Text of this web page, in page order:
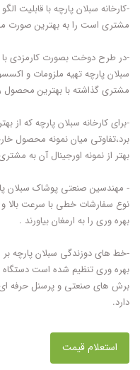
-کارخانه سبلان پارچه با قابلیت
مشتری است را به بهترین صورت
-در طرح دوخت بصورت کارمزدی با
سبلان پارچه تهیه ملزومات و
مشتری گذاشته با بهترین محصول
-برای کارخانه سبلان پارچه که
برد،تفاوتی میان نمونه محصول
بهتر از نمونه اورجینال آن به
- مهندسین صنعتی پوشاک سبلان
نوع سفارشات خطی با سرعت بالا
بهره وری را به ارمغان بیاورند .
-خط های دوزندگی سبلان پارچه بر
بهره وری تنظیم شده است
برش های صنعتی و پرسنل حرفه ای
دارد.
استعلام قیمت